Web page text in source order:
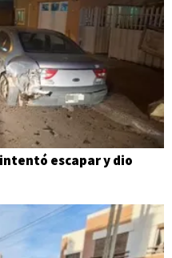
escapar y dio